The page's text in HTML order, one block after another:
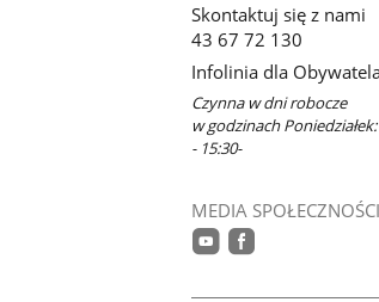
Skontaktuj się z nami
43 67 72 130
Infolinia dla
Czynna w dni robocze
w godzinach
- 15:30-
MEDIA